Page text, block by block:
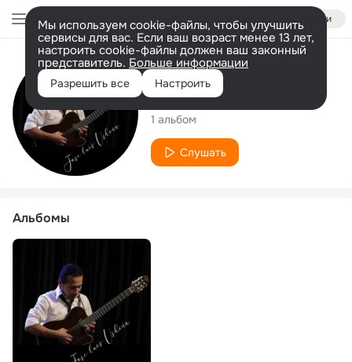
Войти
Мы используем cookie-файлы, чтобы улучшить
сервисы для вас. Если ваш возраст менее 13 лет,
настроить cookie-файлы должен ваш законный
представитель. Больше информации
Разрешить все Настроить
Исполнитель
Jose Luis Ushiña
1 альбом
Слушать
Альбомы